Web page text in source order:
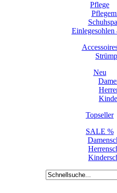
Pflege
Neu
Topseller
SALE %